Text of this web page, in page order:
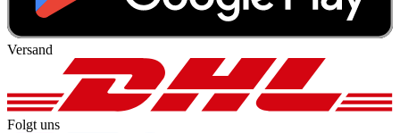
Versand
Folgt uns